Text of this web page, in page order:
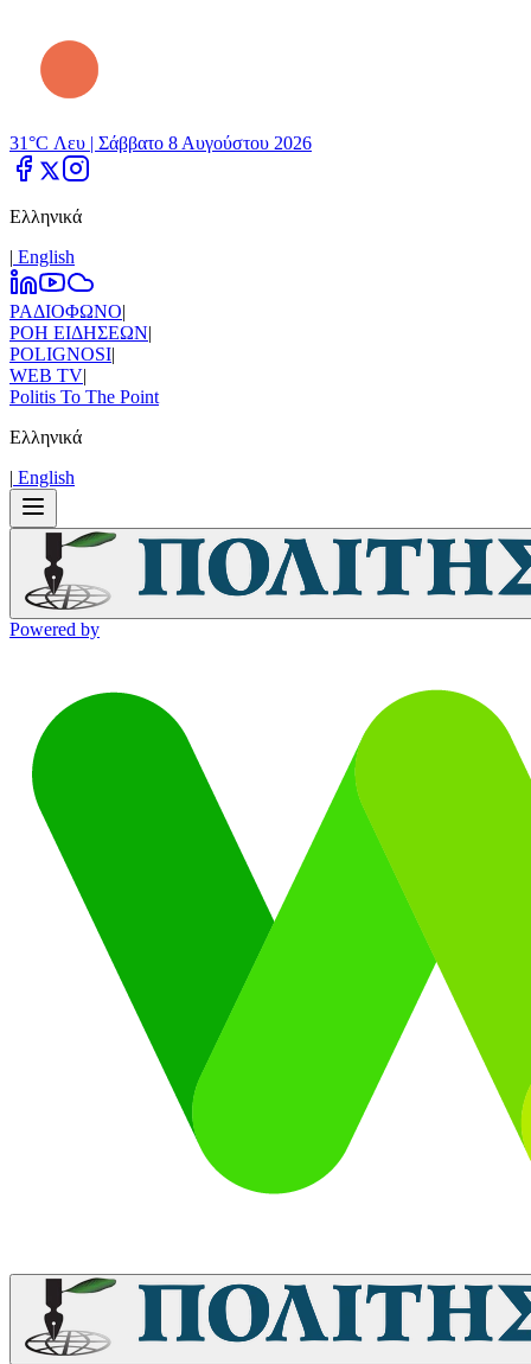
31°C Λευ | Σάββατο 8 Αυγούστου 2026
Ελληνικά
| Εnglish
ΡΑΔΙΟΦΩΝΟ|
ΡΟΗ ΕΙΔΗΣΕΩΝ|
POLIGNOSI|
WEB TV|
Politis To The Point
Ελληνικά
| Εnglish
Powered by